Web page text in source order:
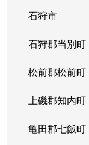
石狩市
石狩郡当別町
松前郡松前町
上磯郡知内町
亀田郡七飯町